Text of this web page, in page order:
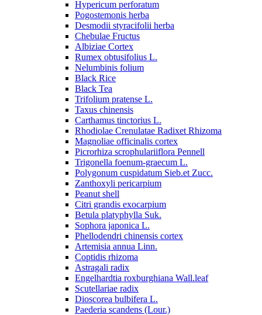
Hypericum perforatum
Pogostemonis herba
Desmodii styracifolii herba
Chebulae Fructus
Albiziae Cortex
Rumex obtusifolius L.
Nelumbinis folium
Black Rice
Black Tea
Trifolium pratense L.
Taxus chinensis
Carthamus tinctorius L.
Rhodiolae Crenulatae Radixet Rhizoma
Magnoliae officinalis cortex
Picrorhiza scrophulariiflora Pennell
Trigonella foenum-graecum L.
Polygonum cuspidatum Sieb.et Zucc.
Zanthoxyli pericarpium
Peanut shell
Citri grandis exocarpium
Betula platyphylla Suk.
Sophora japonica L.
Phellodendri chinensis cortex
Artemisia annua Linn.
Coptidis rhizoma
Astragali radix
Engelhardtia roxburghiana Wall.leaf
Scutellariae radix
Dioscorea bulbifera L.
Paederia scandens (Lour.)